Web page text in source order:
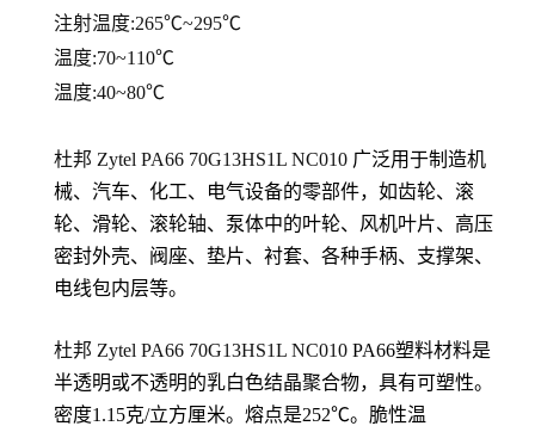
注射温度:265℃~295℃
温度:70~110℃
温度:40~80℃
杜邦 Zytel PA66 70G13HS1L NC010 广泛用于制造机
械、汽车、化工、电气设备的零部件，如齿轮、滚
轮、滑轮、滚轮轴、泵体中的叶轮、风机叶片、高压
密封外壳、阀座、垫片、衬套、各种手柄、支撑架、
电线包内层等。
杜邦 Zytel PA66 70G13HS1L NC010 PA66塑料材料是
半透明或不透明的乳白色结晶聚合物，具有可塑性。
密度1.15克/立方厘米。熔点是252℃。脆性温